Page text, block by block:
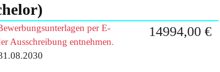
per E-
Ausschreibung entnehmen.
14994,00 €